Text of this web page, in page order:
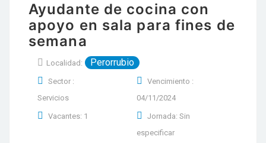
Ayudante de cocina con
apoyo en sala para fines de
semana
Localidad: Perorrubio
Sector :
Servicios
Vencimiento :
04/11/2024
Vacantes: 1
Jornada: Sin
especificar